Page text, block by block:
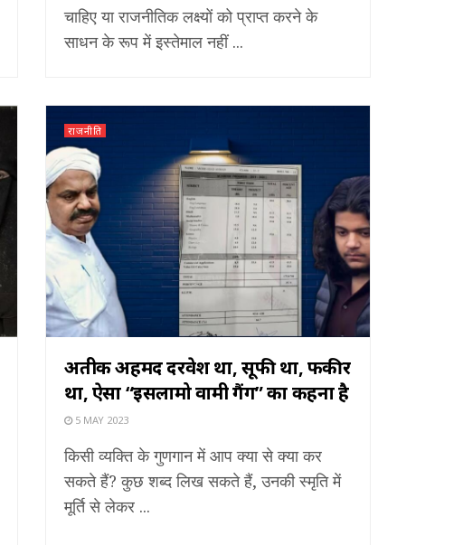
चाहिए या राजनीतिक लक्ष्यों को प्राप्त करने के
साधन के रूप में इस्तेमाल नहीं ...
राजनीति
अतीक अहमद दरवेश था, सूफी था, फकीर
था, ऐसा “इसलामो वामी गैंग” का कहना है
5 MAY 2023
किसी व्यक्ति के गुणगान में आप क्या से क्या कर
सकते हैं? कुछ शब्द लिख सकते हैं, उनकी स्मृति में
मूर्ति से लेकर ...